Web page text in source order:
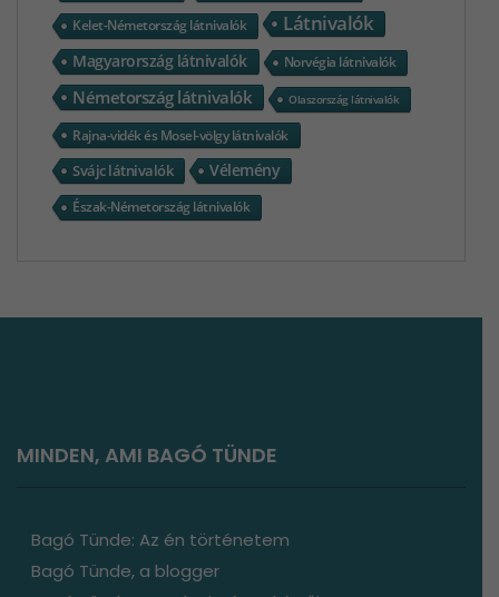
Kelet-Németország látnivalók Látnivalók
Magyarország látnivalók Norvégia látnivalók
Németország látnivalók Olaszország látnivalók
Rajna-vidék és Mosel-völgy látnivalók
Svájc látnivalók Vélemény
Észak-Németország látnivalók
MINDEN, AMI BAGÓ TÜNDE
Bagó Tünde: Az én történetem
Bagó Tünde, a blogger